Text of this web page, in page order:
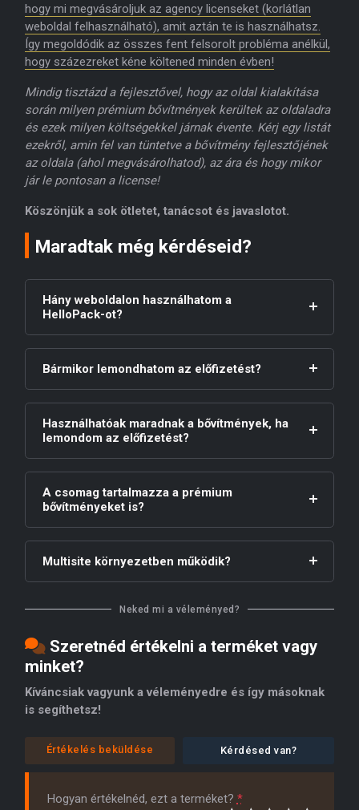
hogy mi megvásároljuk az agency licenseket (korlátlan
weboldal felhasználható), amit aztán te is használhatsz.
Így megoldódik az összes fent felsorolt probléma anélkül,
hogy százezreket kéne költened minden évben!
Mindig tisztázd a fejlesztővel, hogy az oldal kialakítása
során milyen prémium bővítmények kerültek az oldaladra
és ezek milyen költségekkel járnak évente. Kérj egy listát
ezekről, amin fel van tüntetve a bővítmény fejlesztőjének
az oldala (ahol megvásárolhatod), az ára és hogy mikor
jár le pontosan a license!
Köszönjük a sok ötletet, tanácsot és javaslotot.
Maradtak még kérdéseid?
Hány weboldalon használhatom a
HelloPack-ot?
Bármikor lemondhatom az előfizetést?
Használhatóak maradnak a bővítmények, ha
lemondom az előfizetést?
A csomag tartalmazza a prémium
bővítményeket is?
Multisite környezetben működik?
Neked mi a véleményed?
Szeretnéd értékelni a terméket vagy
minket?
Kíváncsiak vagyunk a véleményedre és így másoknak
is segíthetsz!
Értékelés beküldése Kérdésed van?
Hogyan értékelnéd, ezt a terméket? *